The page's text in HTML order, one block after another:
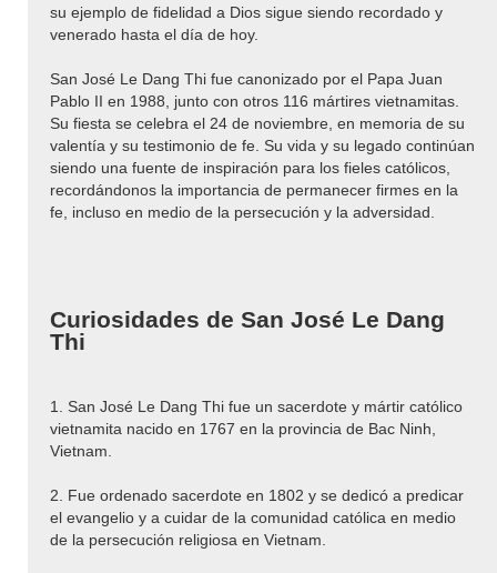
su ejemplo de fidelidad a Dios sigue siendo recordado y
venerado hasta el día de hoy.
San José Le Dang Thi fue canonizado por el Papa Juan
Pablo II en 1988, junto con otros 116 mártires vietnamitas.
Su fiesta se celebra el 24 de noviembre, en memoria de su
valentía y su testimonio de fe. Su vida y su legado continúan
siendo una fuente de inspiración para los fieles católicos,
recordándonos la importancia de permanecer firmes en la
fe, incluso en medio de la persecución y la adversidad.
Curiosidades de San José Le Dang
Thi
1. San José Le Dang Thi fue un sacerdote y mártir católico
vietnamita nacido en 1767 en la provincia de Bac Ninh,
Vietnam.
2. Fue ordenado sacerdote en 1802 y se dedicó a predicar
el evangelio y a cuidar de la comunidad católica en medio
de la persecución religiosa en Vietnam.